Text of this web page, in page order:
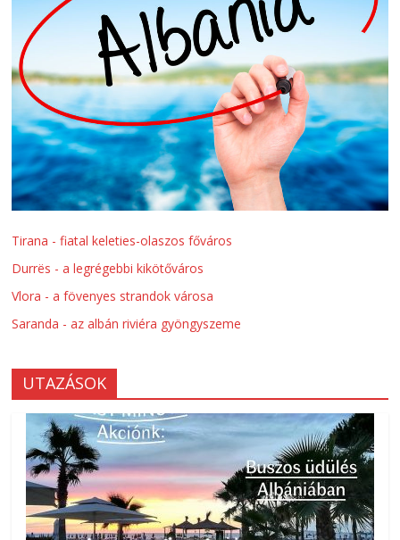
Tirana - fiatal keleties-olaszos főváros
Durrës - a legrégebbi kikötőváros
Vlora - a fövenyes strandok városa
Saranda - az albán riviéra gyöngyszeme
UTAZÁSOK